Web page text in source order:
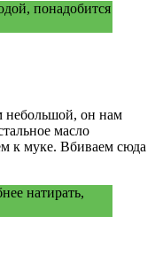
понадобится
небольшой, он нам
масло
к муке. Вбиваем сюда
натирать,